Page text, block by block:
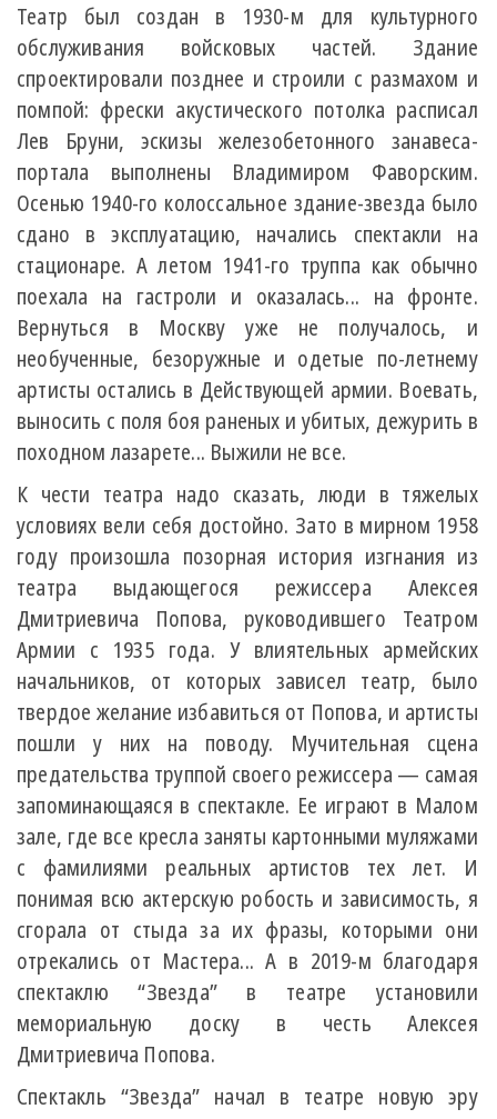
Театр был создан в 1930-м для культурного
обслуживания войсковых частей. Здание
спроектировали позднее и строили с размахом и
помпой: фрески акустического потолка расписал
Лев Бруни, эскизы железобетонного занавеса-
портала выполнены Владимиром Фаворским.
Осенью 1940-го колоссальное здание-звезда было
сдано в эксплуатацию, начались спектакли на
стационаре. А летом 1941-го труппа как обычно
поехала на гастроли и оказалась... на фронте.
Вернуться в Москву уже не получалось, и
необученные, безоружные и одетые по-летнему
артисты остались в Действующей армии. Воевать,
выносить с поля боя раненых и убитых, дежурить в
походном лазарете... Выжили не все.
К чести театра надо сказать, люди в тяжелых
условиях вели себя достойно. Зато в мирном 1958
году произошла позорная история изгнания из
театра выдающегося режиссера Алексея
Дмитриевича Попова, руководившего Театром
Армии с 1935 года. У влиятельных армейских
начальников, от которых зависел театр, было
твердое желание избавиться от Попова, и артисты
пошли у них на поводу. Мучительная сцена
предательства труппой своего режиссера — самая
запоминающаяся в спектакле. Ее играют в Малом
зале, где все кресла заняты картонными муляжами
с фамилиями реальных артистов тех лет. И
понимая всю актерскую робость и зависимость, я
сгорала от стыда за их фразы, которыми они
отрекались от Мастера... А в 2019-м благодаря
спектаклю “Звезда” в театре установили
мемориальную доску в честь Алексея
Дмитриевича Попова.
Спектакль “Звезда” начал в театре новую эру